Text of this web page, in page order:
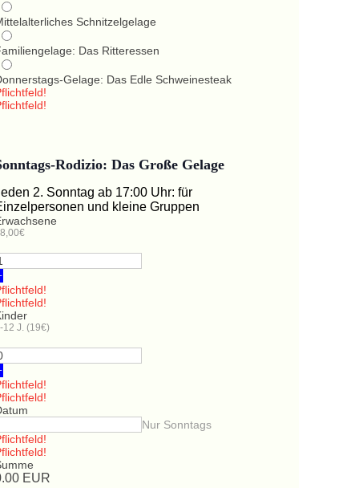
Schnitzelgelage
Das Ritteressen
Gelage: Das Edle Schweinesteak
Rodizio: Das Große Gelage
2. Sonntag ab 17:00 Uhr: für
und kleine Gruppen
12 J. (19€)
Nur Sonntags
EUR